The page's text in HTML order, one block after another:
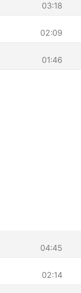
03:18
02:09
01:46
04:45
02:14